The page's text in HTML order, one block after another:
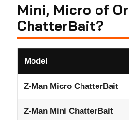
Mini, Micro of
ChatterBait?
Model
Z-Man Micro ChatterBait
Z-Man Mini ChatterBait